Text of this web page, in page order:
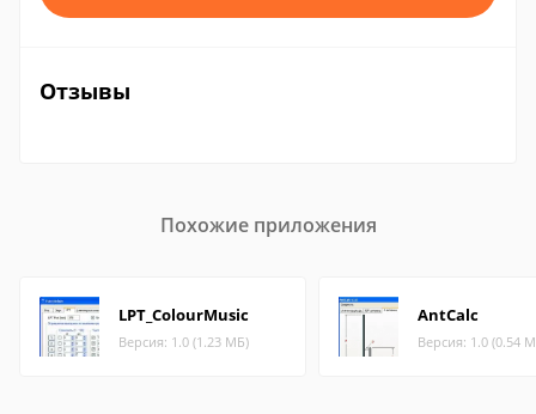
Отзывы
Похожие приложения
LPT_ColourMusic
Версия: 1.0 (1.23 МБ)
AntCalc
Версия: 1.0 (0.54